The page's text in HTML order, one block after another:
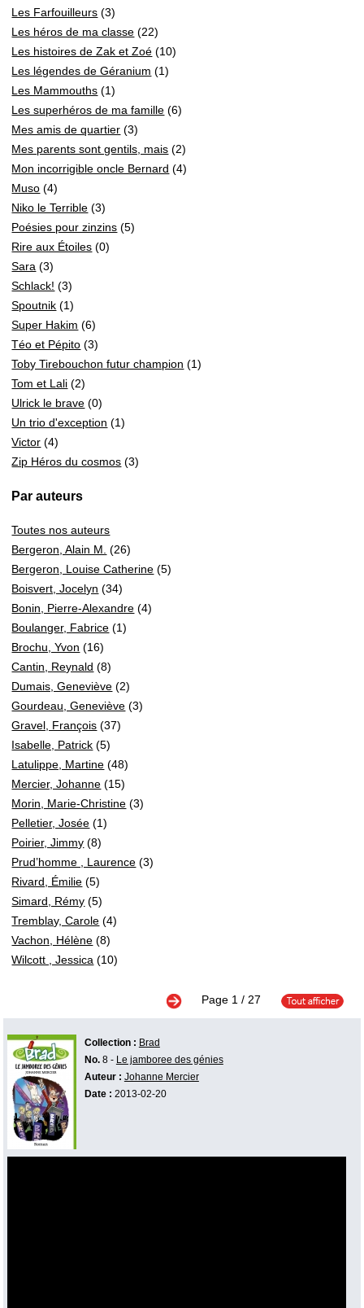
Les Farfouilleurs (3)
Les héros de ma classe (22)
Les histoires de Zak et Zoé (10)
Les légendes de Géranium (1)
Les Mammouths (1)
Les superhéros de ma famille (6)
Mes amis de quartier (3)
Mes parents sont gentils, mais (2)
Mon incorrigible oncle Bernard (4)
Muso (4)
Niko le Terrible (3)
Poésies pour zinzins (5)
Rire aux Étoiles (0)
Sara (3)
Schlack! (3)
Spoutnik (1)
Super Hakim (6)
Téo et Pépito (3)
Toby Tirebouchon futur champion (1)
Tom et Lali (2)
Ulrick le brave (0)
Un trio d'exception (1)
Victor (4)
Zip Héros du cosmos (3)
Par auteurs
Toutes nos auteurs
Bergeron, Alain M. (26)
Bergeron, Louise Catherine (5)
Boisvert, Jocelyn (34)
Bonin, Pierre-Alexandre (4)
Boulanger, Fabrice (1)
Brochu, Yvon (16)
Cantin, Reynald (8)
Dumais, Geneviève (2)
Gourdeau, Geneviève (3)
Gravel, François (37)
Isabelle, Patrick (5)
Latulippe, Martine (48)
Mercier, Johanne (15)
Morin, Marie-Christine (3)
Pelletier, Josée (1)
Poirier, Jimmy (8)
Prud’homme , Laurence (3)
Rivard, Émilie (5)
Simard, Rémy (5)
Tremblay, Carole (4)
Vachon, Hélène (8)
Wilcott , Jessica (10)
Page 1/ 27
Collection : Brad
No.8 - Le jamboree des génies
Auteur : Johanne Mercier
Date : 2013-02-20